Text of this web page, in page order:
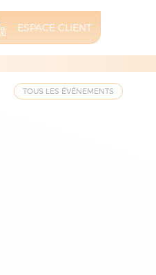
ESPACE CLIENT
TOUS LES ÉVÉNEMENTS